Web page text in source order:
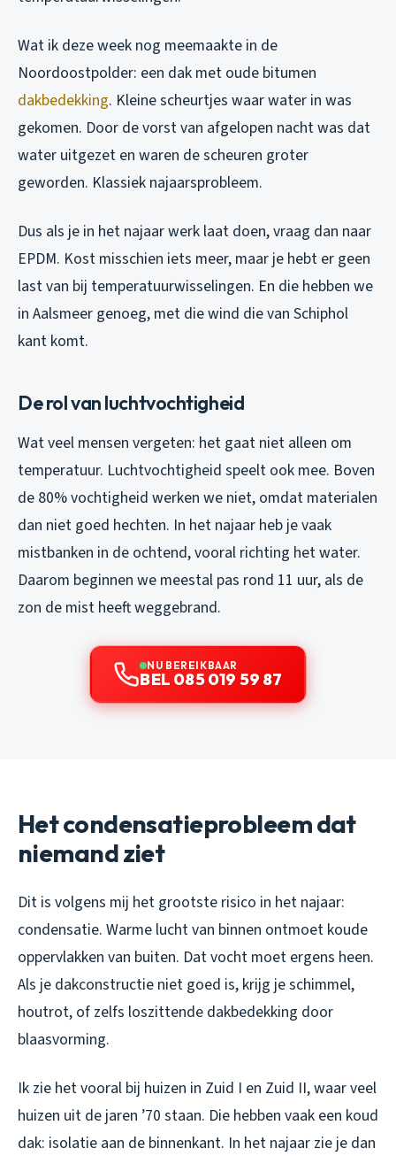
Wat ik deze week nog meemaakte in de
Noordoostpolder: een dak met oude bitumen
dakbedekking. Kleine scheurtjes waar water in was
gekomen. Door de vorst van afgelopen nacht was dat
water uitgezet en waren de scheuren groter
geworden. Klassiek najaarsprobleem.
Dus als je in het najaar werk laat doen, vraag dan naar
EPDM. Kost misschien iets meer, maar je hebt er geen
last van bij temperatuurwisselingen. En die hebben we
in Aalsmeer genoeg, met die wind die van Schiphol
kant komt.
De rol van luchtvochtigheid
Wat veel mensen vergeten: het gaat niet alleen om
temperatuur. Luchtvochtigheid speelt ook mee. Boven
de 80% vochtigheid werken we niet, omdat materialen
dan niet goed hechten. In het najaar heb je vaak
mistbanken in de ochtend, vooral richting het water.
Daarom beginnen we meestal pas rond 11 uur, als de
zon de mist heeft weggebrand.
NU BEREIKBAAR
BEL 085 019 59 87
Het condensatieprobleem dat
niemand ziet
Dit is volgens mij het grootste risico in het najaar:
condensatie. Warme lucht van binnen ontmoet koude
oppervlakken van buiten. Dat vocht moet ergens heen.
Als je dakconstructie niet goed is, krijg je schimmel,
houtrot, of zelfs loszittende dakbedekking door
blaasvorming.
Ik zie het vooral bij huizen in Zuid I en Zuid II, waar veel
huizen uit de jaren ’70 staan. Die hebben vaak een koud
dak: isolatie aan de binnenkant. In het najaar zie je dan